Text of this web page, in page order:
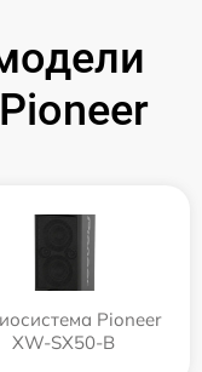
Pioneer
XW-SX50-B